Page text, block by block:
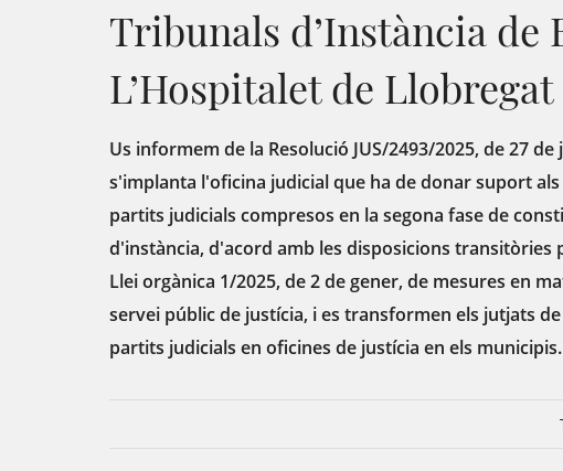
Tribunals d’Instància de
L’Hospitalet de Llobregat
Us informem de la Resolució JUS/2493/2025, de 27
s'implanta l'oficina judicial que ha de donar suport
partits judicials compresos en la segona fase de
d'instància, d'acord amb les disposicions transitòries
Llei orgànica 1/2025, de 2 de gener, de mesures en
servei públic de justícia, i es transformen els jutjats
partits judicials en oficines de justícia en els municipis.